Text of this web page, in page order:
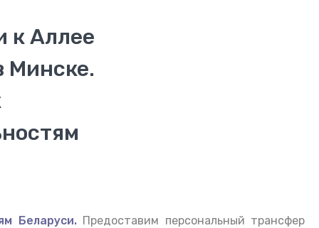
к Аллее
Минске.
Беларуси. Предоставим персональный трансфер